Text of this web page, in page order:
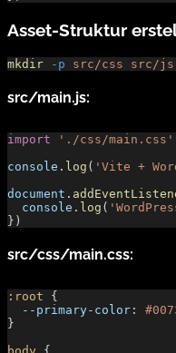
Asset-Struktur
mkdir -p src/css src/js
src/main.js:
import './css/main.css'
console . log ( 'Vite +
document .
  console
. log (
})
src/css/main.css:
:root {
  --primary-color
:
}